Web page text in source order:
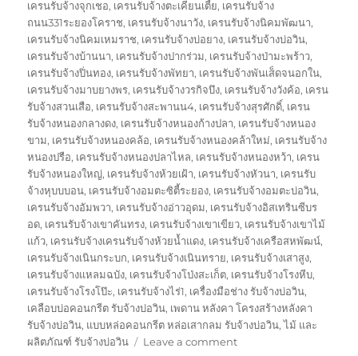
เครนรับจ้างจุกเชอ, เครนรับจ้างตะเคียนเตี้ย, เครนรับจ้าง
ถนน331ระยองโคราช, เครนรับจ้างนาวัง, เครนรับจ้างนิคมพัฒนา,
เครนรับจ้างนิคมเหมราช, เครนรับจ้างบ่อยาง, เครนรับจ้างบ่อวิน,
เครนรับจ้างบ้านนา, เครนรับจ้างปากร่วม, เครนรับจ้างป่ามะพร้าว,
เครนรับจ้างปิ่นทอง, เครนรับจ้างพัทยา, เครนรับจ้างพันเส็ดจนอกใน,
เครนรับจ้างมาบยางพร, เครนรับจ้างวรกิจบึง, เครนรับจ้างวังค้อ, เครน
รับจ้างสวนเสือ, เครนรับจ้างสะพานน4, เครนรับจ้างสุรศักดิ์, เครน
รับจ้างหนองกลางดง, เครนรับจ้างหนองก้างปลา, เครนรับจ้างหนอง
ขาม, เครนรับจ้างหนองคล้อ, เครนรับจ้างหนองคล้าใหม่, เครนรับจ้าง
หนองปรือ, เครนรับจ้างหนองปลาไหล, เครนรับจ้างหนองหว้า, เครน
รับจ้างหนองใหญ่, เครนรับจ้างห้วยเฝ้า, เครนรับจ้างหัวนา, เครนรับ
จ้างหุบบบอน, เครนรับจ้างอมตะซิตี้ระยอง, เครนรับจ้างอมตะบ่อวิน,
เครนรับจ้างอัมพวา, เครนรับจ้างอ่าวอุดม, เครนรับจ้างอิสเทรินซีบร
อด, เครนรับจ้างเขาคันทรง, เครนรับจ้างเขาเขียว, เครนรับจ้างเขาไม้
แก้ว, เครนรับจ้างเครนรับจ้างห้วยน้ำแดง, เครนรับจ้างเครือสหพัฒน์,
เครนรับจ้างเนินกระบก, เครนรับจ้างเนินทราย, เครนรับจ้างเสาสูง,
เครนรับจ้างแหลมฉบัง, เครนรับจ้างโป่งสะเก็ต, เครนรับจ้างโรงหีบ,
เครนรับจ้างโรงโป๊ะ, เครนรับจ้างไร่1, เครื่องมือช่าง รับจ้างบ่อวิน,
เคลือบบ่อคอนกรีต รับจ้างบ่อวิน, เพดาน หลังคา โครงสร้างหลังคา
รับจ้างบ่อวิน, แบบหล่อคอนกรีต หล่อเสากลม รับจ้างบ่อวิน,ไม้ และ
ผลิตภัณฑ์ รับจ้างบ่อวิน
Leave a commenton